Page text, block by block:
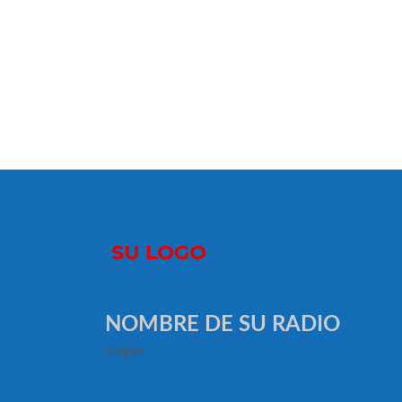
NOMBRE DE SU RADIO
slogan